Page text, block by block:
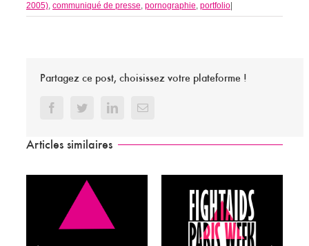
2005), communiqué de presse, pornographie, portfolio
Partagez ce post, choisissez votre plateforme !
FacebookTwitterLinkedInEmail
Articles similaires